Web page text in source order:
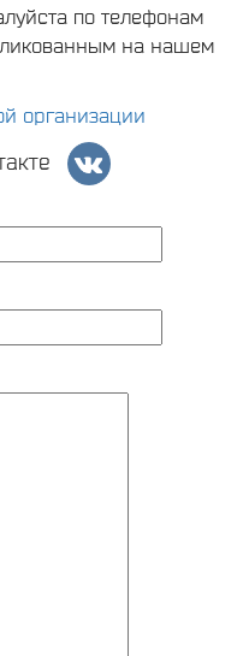
по телефонам
на нашем
организации